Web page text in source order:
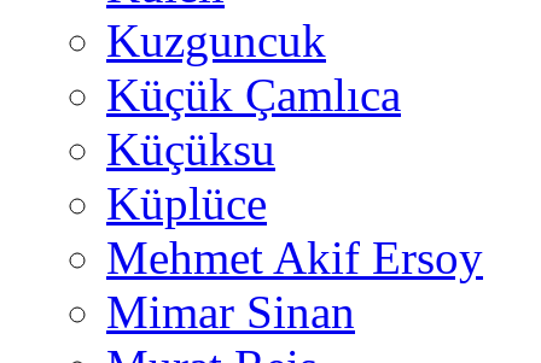
Kuzguncuk
Küçük Çamlıca
Küçüksu
Küplüce
Mehmet Akif Ersoy
Mimar Sinan